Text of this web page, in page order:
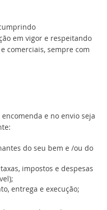
em vigor e respeitando
comerciais, sempre com
e no envio seja
do seu bem e /ou do
impostos e despesas
entrega e execução;